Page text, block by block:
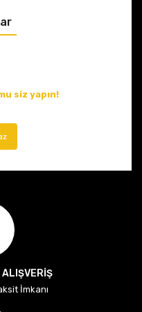
siz yapın!
İmkanı